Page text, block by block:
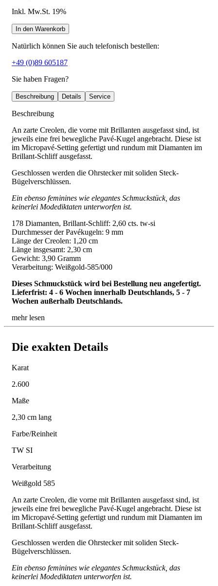
Inkl. Mw.St. 19%
In den Warenkorb
Natürlich können Sie auch telefonisch bestellen:
+49 (0)89 605187
Sie haben Fragen?
Beschreibung Details Service
Beschreibung
An zarte Creolen, die vorne mit Brillanten ausgefasst sind, ist
jeweils eine frei bewegliche Pavé-Kugel angebracht. Diese ist
im Micropavé-Setting gefertigt und rundum mit Diamanten im
Brillant-Schliff ausgefasst.
Geschlossen werden die Ohrstecker mit soliden Steck-
Bügelverschlüssen.
Ein ebenso feminines wie elegantes Schmuckstück, das
keinerlei Modediktaten unterworfen ist.
178 Diamanten, Brillant-Schliff: 2,60 cts. tw-si
Durchmesser der Pavékugeln: 9 mm
Länge der Creolen: 1,20 cm
Länge insgesamt: 2,30 cm
Gewicht: 3,90 Gramm
Verarbeitung: Weißgold-585/000
Dieses Schmuckstück wird bei Bestellung neu angefertigt.
Lieferfrist: 4 - 6 Wochen innerhalb Deutschlands, 5 - 7
Wochen außerhalb Deutschlands.
mehr lesen
Die exakten Details
Karat
2.600
Maße
2,30 cm lang
Farbe/Reinheit
TW SI
Verarbeitung
Weißgold 585
An zarte Creolen, die vorne mit Brillanten ausgefasst sind, ist
jeweils eine frei bewegliche Pavé-Kugel angebracht. Diese ist
im Micropavé-Setting gefertigt und rundum mit Diamanten im
Brillant-Schliff ausgefasst.
Geschlossen werden die Ohrstecker mit soliden Steck-
Bügelverschlüssen.
Ein ebenso feminines wie elegantes Schmuckstück, das
keinerlei Modediktaten unterworfen ist.